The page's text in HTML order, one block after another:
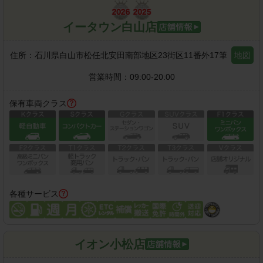
イータウン白山店
住所： 石川県白山市松任北安田南部地区23街区11番外17筆 地図
営業時間： 09:00-20:00
保有車両クラス
各種サービス
イオン小松店